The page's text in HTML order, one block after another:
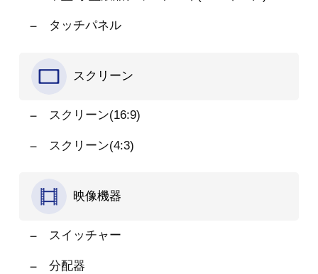
タッチパネル
スクリーン
スクリーン(16:9)
スクリーン(4:3)
映像機器
スイッチャー
分配器